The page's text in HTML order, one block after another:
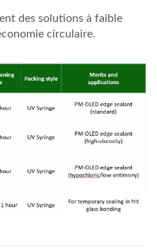
des solutions à faible
circulaire.